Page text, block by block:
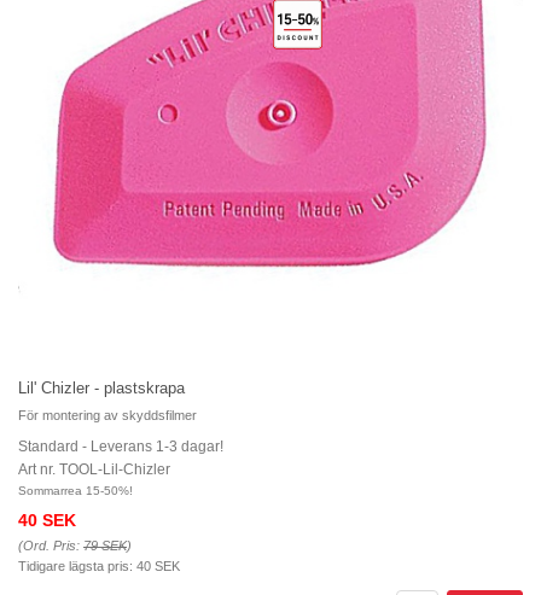
Lil' Chizler - plastskrapa
För montering av skyddsfilmer
Standard - Leverans 1-3 dagar!
Art nr. TOOL-Lil-Chizler
Sommarrea 15-50%!
40 SEK
(Ord. Pris: 79 SEK)
Tidigare lägsta pris: 40 SEK